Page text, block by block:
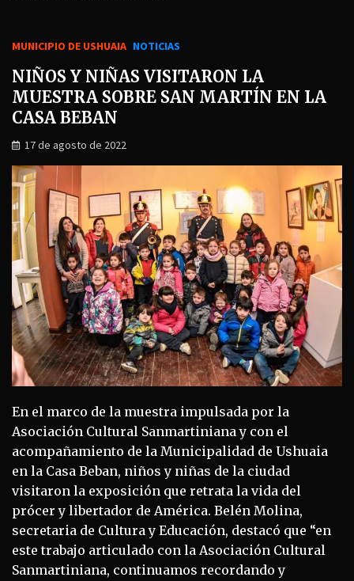
MUNICIPIO DE USHUAIA NOTICIAS
NIÑOS Y NIÑAS VISITARON LA
MUESTRA SOBRE SAN MARTÍN EN LA
CASA BEBAN
17 de agosto de 2022
En el marco de la muestra impulsada por la
Asociación Cultural Sanmartiniana y con el
acompañamiento de la Municipalidad de Ushuaia
en la Casa Beban, niños y niñas de la ciudad
visitaron la exposición que retrata la vida del
prócer y libertador de América. Belén Molina,
secretaria de Cultura y Educación, destacó que “en
este trabajo articulado con la Asociación Cultural
Sanmartiniana, continuamos recordando y